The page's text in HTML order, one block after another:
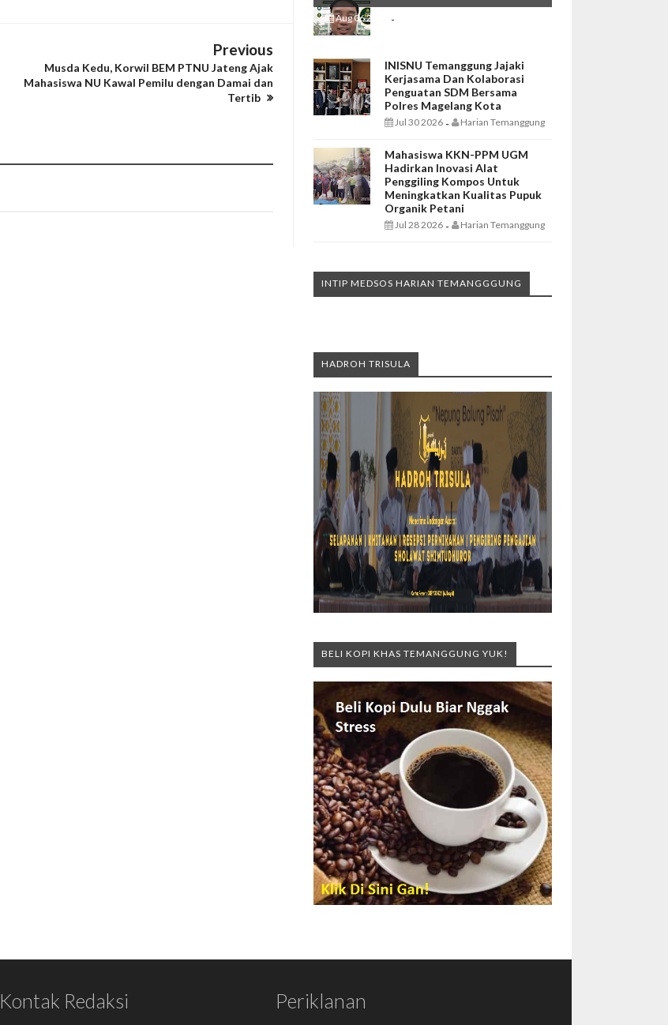
Previous
Musda Kedu, Korwil BEM PTNU Jateng Ajak
Mahasiswa NU Kawal Pemilu dengan Damai dan
Tertib
Aug 06 2026 -
INISNU Temanggung Jajaki
Kerjasama Dan Kolaborasi
Penguatan SDM Bersama
Polres Magelang Kota
Jul 30 2026 - Harian Temanggung
Mahasiswa KKN-PPM UGM
Hadirkan Inovasi Alat
Penggiling Kompos Untuk
Meningkatkan Kualitas Pupuk
Organik Petani
Jul 28 2026 - Harian Temanggung
INTIP MEDSOS HARIAN TEMANGGGUNG
HADROH TRISULA
BELI KOPI KHAS TEMANGGUNG YUK!
Kontak Redaksi Periklanan